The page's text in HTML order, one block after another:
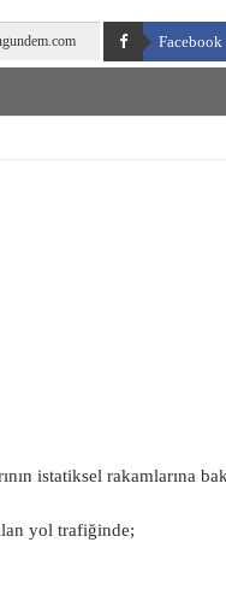
Facebook
istatiksel rakamlarına
yol trafiğinde;